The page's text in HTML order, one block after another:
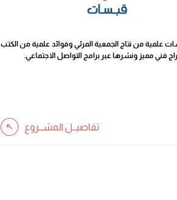
علمية من نتاج الجمعية المرئي وفوائد علمية من الكتب
فني مميز ونشرها عبر برامج التواصل الاجتماعي.
تفاصيــل المشــروع